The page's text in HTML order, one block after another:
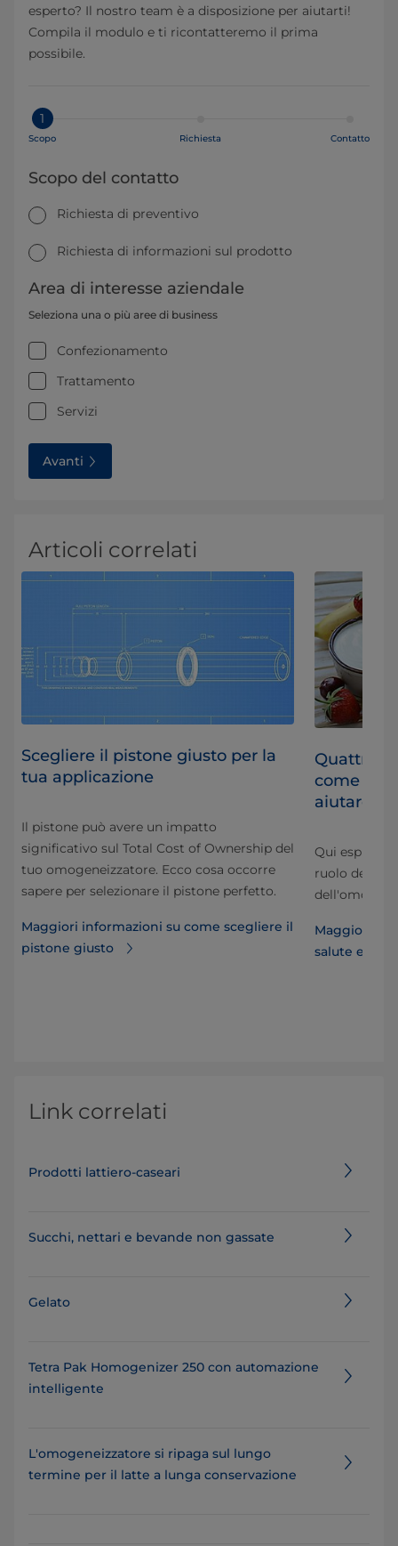
esperto? Il nostro team è a disposizione per aiutarti!
Compila il modulo e ti ricontatteremo il prima
possibile.
1
Scopo Richiesta Contatto
Scopo del contatto
Richiesta di preventivo
Richiesta di informazioni sul prodotto
Area di interesse aziendale
Seleziona una o più aree di business
Confezionamento
Trattamento
Servizi
Avanti
Articoli correlati
Scegliere il pistone giusto per la
tua applicazione
Il pistone può avere un impatto
significativo sul Total Cost of Ownership del
tuo omogeneizzatore. Ecco cosa occorre
sapere per selezionare il pistone perfetto.
Maggiori informazioni su come scegliere il
pistone giusto
Quattro
come
aiutare a
Qui
ruolo degli
Maggiori
salute e
Link correlati
Prodotti lattiero-caseari
Succhi, nettari e bevande non gassate
Gelato
Tetra Pak Homogenizer 250 con automazione
intelligente
L'omogeneizzatore si ripaga sul lungo
termine per il latte a lunga conservazione